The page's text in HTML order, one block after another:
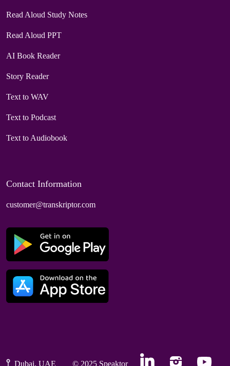
Read Aloud Study Notes
Read Aloud PPT
AI Book Reader
Story Reader
Text to WAV
Text to Podcast
Text to Audiobook
Contact Information
customer@transkriptor.com
Dubai, UAE © 2025 Speaktor